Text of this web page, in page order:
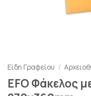
Είδη Γραφείου /
EFO Φάκελος